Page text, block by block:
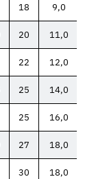
18 9,0
20 11,0
22 12,0
25 14,0
25 16,0
27 18,0
30 18,0